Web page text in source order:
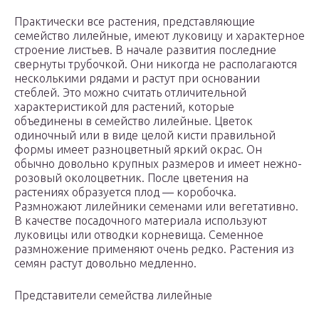
Практически все растения, представляющие
семейство лилейные, имеют луковицу и характерное
строение листьев. В начале развития последние
свернуты трубочкой. Они никогда не располагаются
несколькими рядами и растут при основании
стеблей. Это можно считать отличительной
характеристикой для растений, которые
объединены в семейство лилейные. Цветок
одиночный или в виде целой кисти правильной
формы имеет разноцветный яркий окрас. Он
обычно довольно крупных размеров и имеет нежно-
розовый околоцветник. После цветения на
растениях образуется плод — коробочка.
Размножают лилейники семенами или вегетативно.
В качестве посадочного материала используют
луковицы или отводки корневища. Семенное
размножение применяют очень редко. Растения из
семян растут довольно медленно.
Представители семейства лилейные